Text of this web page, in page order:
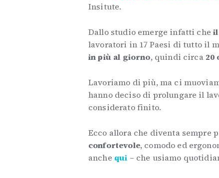
Insitute.
Dallo studio emerge infatti che
lavoratori in 17 Paesi di tutto il
in più al giorno, quindi circa 20
Lavoriamo di più, ma ci
hanno deciso di prolungare il
considerato finito.
Ecco allora che diventa sempre
confortevole, comodo ed
anche qui – che usiamo